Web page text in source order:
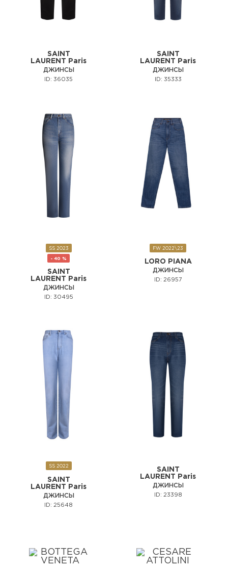
SAINT
LAURENT Paris
ДЖИНСЫ
ID: 36035
SAINT
LAURENT Paris
ДЖИНСЫ
ID: 35333
SS 2023
- 40 %
SAINT
LAURENT Paris
ДЖИНСЫ
ID: 30495
FW 2022\23
LORO PIANA
ДЖИНСЫ
ID: 26957
SS 2022
SAINT
LAURENT Paris
ДЖИНСЫ
ID: 25648
SAINT
LAURENT Paris
ДЖИНСЫ
ID: 23398